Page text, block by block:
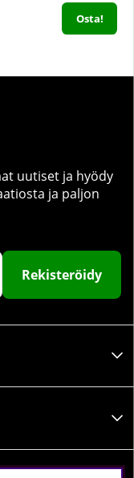
Osta!
uutiset ja hyödy
ja paljon
Rekisteröidy